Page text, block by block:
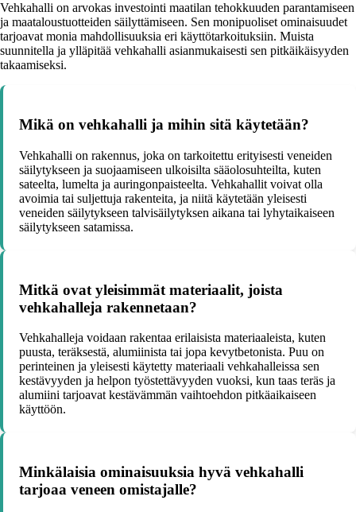
Vehkahalli on arvokas investointi maatilan tehokkuuden parantamiseen
ja maataloustuotteiden säilyttämiseen. Sen monipuoliset ominaisuudet
tarjoavat monia mahdollisuuksia eri käyttötarkoituksiin. Muista
suunnitella ja ylläpitää vehkahalli asianmukaisesti sen pitkäikäisyyden
takaamiseksi.
Mikä on vehkahalli ja mihin sitä käytetään?
Vehkahalli on rakennus, joka on tarkoitettu erityisesti veneiden
säilytykseen ja suojaamiseen ulkoisilta sääolosuhteilta, kuten
sateelta, lumelta ja auringonpaisteelta. Vehkahallit voivat olla
avoimia tai suljettuja rakenteita, ja niitä käytetään yleisesti
veneiden säilytykseen talvisäilytyksen aikana tai lyhytaikaiseen
säilytykseen satamissa.
Mitkä ovat yleisimmät materiaalit, joista
vehkahalleja rakennetaan?
Vehkahalleja voidaan rakentaa erilaisista materiaaleista, kuten
puusta, teräksestä, alumiinista tai jopa kevytbetonista. Puu on
perinteinen ja yleisesti käytetty materiaali vehkahalleissa sen
kestävyyden ja helpon työstettävyyden vuoksi, kun taas teräs ja
alumiini tarjoavat kestävämmän vaihtoehdon pitkäaikaiseen
käyttöön.
Minkälaisia ominaisuuksia hyvä vehkahalli
tarjoaa veneen omistajalle?